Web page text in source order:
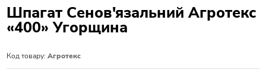
Шпагат Сенов'язальний Агротекс
«400» Угорщина
Код товару: Агротекс